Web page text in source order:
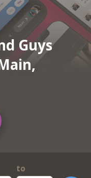
Guys
to